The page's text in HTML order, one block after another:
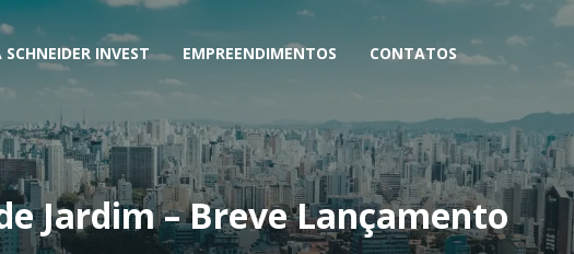
SCHNEIDER INVEST EMPREENDIMENTOS CONTATOS
Jardim – Breve Lançamento